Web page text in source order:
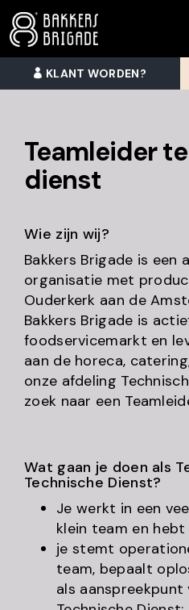
KLANT WORDEN?
Teamleider
dienst
Wie zijn wij?
Bakkers Brigade is een
organisatie met
Ouderkerk aan de
Bakkers Brigade is
foodservicemarkt en
aan de horeca,
onze afdeling
zoek naar een
Wat gaan je doen als
Technische Dienst?
Je werkt in een
klein team en
je stemt
team, bepaalt
als